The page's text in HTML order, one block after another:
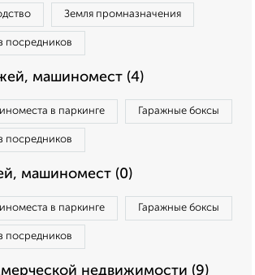
Земля промназначения
посредников
машиномест (4)
в паркинге Гаражные боксы
посредников
машиномест (0)
в паркинге Гаражные боксы
посредников
недвижимости (9)